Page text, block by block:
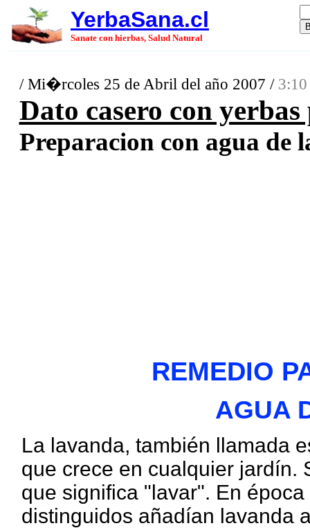
YerbaSana.cl
Sanate con hierbas, Salud Natural
/ Mi�rcoles 25 de Abril del año 2007 /
Dato casero con
Preparacion con agua de
REMEDIO
AGUA
La lavanda, también llamada
que crece en cualquier jardín.
que significa "lavar". En
distinguidos añadían lavanda